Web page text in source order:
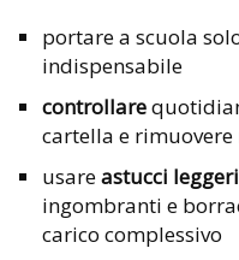
portare a scuola
indispensabile
controllare
cartella e
usareastucci leggeri
ingombranti e
carico complessivo